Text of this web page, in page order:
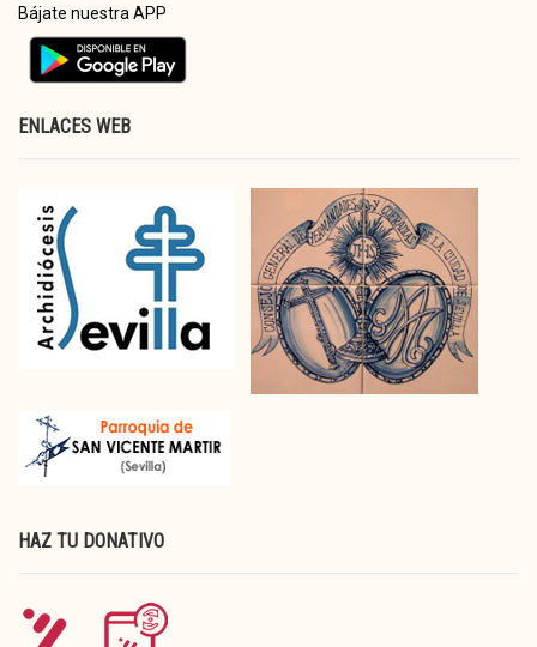
Bájate nuestra APP
ENLACES WEB
HAZ TU DONATIVO